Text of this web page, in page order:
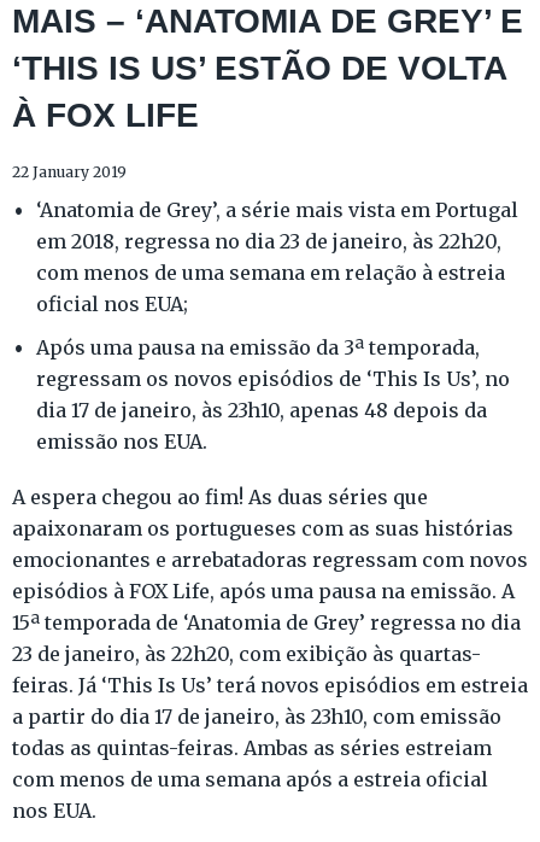
MAIS – ‘ANATOMIA DE GREY’ E
‘THIS IS US’ ESTÃO DE VOLTA
À FOX LIFE
22 January 2019
‘Anatomia de Grey’, a série mais vista em Portugal
em 2018, regressa no dia 23 de janeiro, às 22h20,
com menos de uma semana em relação à estreia
oficial nos EUA;
Após uma pausa na emissão da 3ª temporada,
regressam os novos episódios de ‘This Is Us’, no
dia 17 de janeiro, às 23h10, apenas 48 depois da
emissão nos EUA.
A espera chegou ao fim! As duas séries que
apaixonaram os portugueses com as suas histórias
emocionantes e arrebatadoras regressam com novos
episódios à FOX Life, após uma pausa na emissão. A
15ª temporada de ‘Anatomia de Grey’ regressa no dia
23 de janeiro, às 22h20, com exibição às quartas-
feiras. Já ‘This Is Us’ terá novos episódios em estreia
a partir do dia 17 de janeiro, às 23h10, com emissão
todas as quintas-feiras. Ambas as séries estreiam
com menos de uma semana após a estreia oficial
nos EUA.